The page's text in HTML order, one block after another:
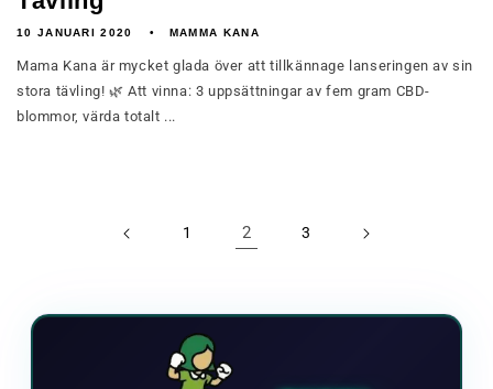
10 JANUARI 2020 MAMMA KANA
Mama Kana är mycket glada över att tillkännage lanseringen av sin
stora tävling! 🌿 Att vinna: 3 uppsättningar av fem gram CBD-
blommor, värda totalt ...
1 2 3